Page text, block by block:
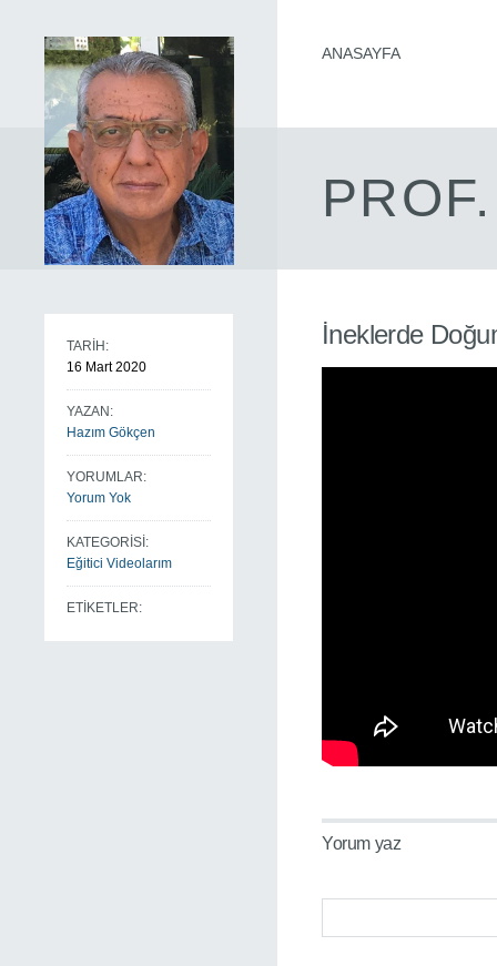
ANASAYFA
TARİH:
16 Mart 2020
YAZAN:
Hazım Gökçen
YORUMLAR:
Yorum Yok
KATEGORİSİ:
Eğitici Videolarım
ETİKETLER:
İneklerde
Yorum yaz